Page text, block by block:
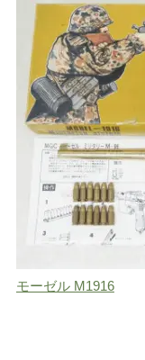
モーゼル M1916